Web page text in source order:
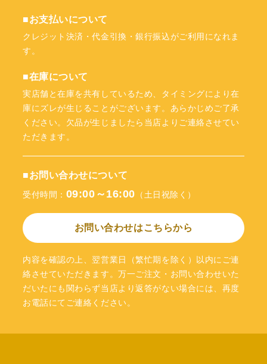
■お支払いについて
クレジット決済・代金引換・銀行振込がご利用になれま
す。
■在庫について
実店舗と在庫を共有しているため、タイミングにより在
庫にズレが生じることがございます。あらかじめご了承
ください。欠品が生じましたら当店よりご連絡させてい
ただきます。
■お問い合わせについて
受付時間： 09:00～16:00 （土日祝除く）
お問い合わせはこちらから
内容を確認の上、翌営業日（繁忙期を除く）以内にご連
絡させていただきます。万一ご注文・お問い合わせいた
だいたにも関わらず当店より返答がない場合には、再度
お電話にてご連絡ください。